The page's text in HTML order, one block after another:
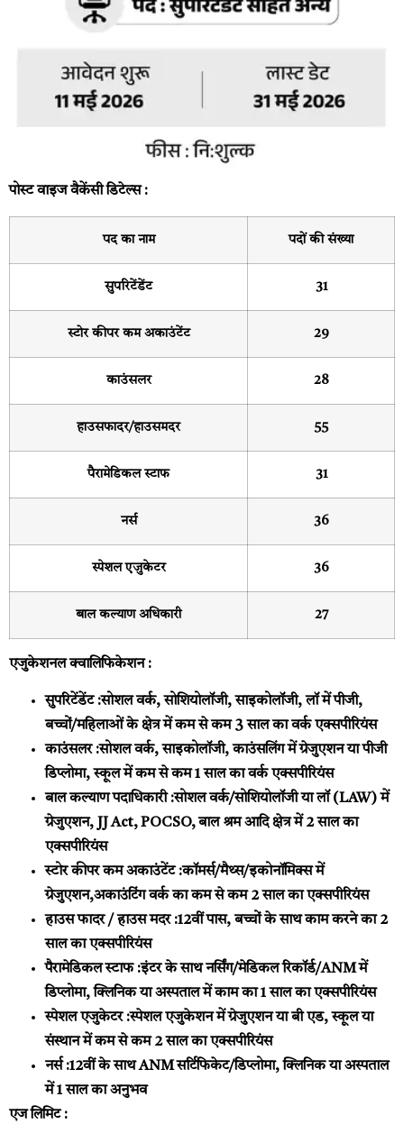
पोस्ट वाइज वैकेंसी डिटेल्स :
पद का नाम पदों की संख्या
सुपरिटेंडेंट 31
स्टोर कीपर कम अकाउंटेंट 29
काउंसलर 28
हाउसफादर/हाउसमदर 55
पैरामेडिकल स्टाफ 31
नर्स 36
स्पेशल एजुकेटर 36
बाल कल्याण अधिकारी 27
एजुकेशनल क्वालिफिकेशन :
सुपरिटेंडेंट :सोशल वर्क, सोशियोलॉजी, साइकोलॉजी, लॉ में पीजी,
बच्चों/महिलाओं के क्षेत्र में कम से कम 3 साल का वर्क एक्सपीरियंस
काउंसलर :सोशल वर्क, साइकोलॉजी, काउंसलिंग में ग्रेजुएशन या पीजी
डिप्लोमा, स्कूल में कम से कम 1 साल का वर्क एक्सपीरियंस
बाल कल्याण पदाधिकारी :सोशल वर्क/सोशियोलॉजी या लॉ (LAW) में
ग्रेजुएशन, JJ Act, POCSO, बाल श्रम आदि क्षेत्र में 2 साल का
एक्सपीरियंस
स्टोर कीपर कम अकाउंटेंट :कॉमर्स/मैथ्स/इकोनॉमिक्स में
ग्रेजुएशन,अकाउंटिंग वर्क का कम से कम 2 साल का एक्सपीरियंस
हाउस फादर / हाउस मदर :12वीं पास, बच्चों के साथ काम करने का 2
साल का एक्सपीरियंस
पैरामेडिकल स्टाफ :इंटर के साथ नर्सिंग/मेडिकल रिकॉर्ड/ANM में
डिप्लोमा, क्लिनिक या अस्पताल में काम का 1 साल का एक्सपीरियंस
स्पेशल एजुकेटर :स्पेशल एजुकेशन में ग्रेजुएशन या बी एड, स्कूल या
संस्थान में कम से कम 2 साल का एक्सपीरियंस
नर्स :12वीं के साथ ANM सर्टिफिकेट/डिप्लोमा, क्लिनिक या अस्पताल
में 1 साल का अनुभव
एज लिमिट :